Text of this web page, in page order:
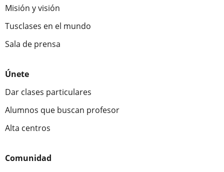
Misión y visión
Tusclases en el mundo
Sala de prensa
Únete
Dar clases particulares
Alumnos que buscan profesor
Alta centros
Comunidad